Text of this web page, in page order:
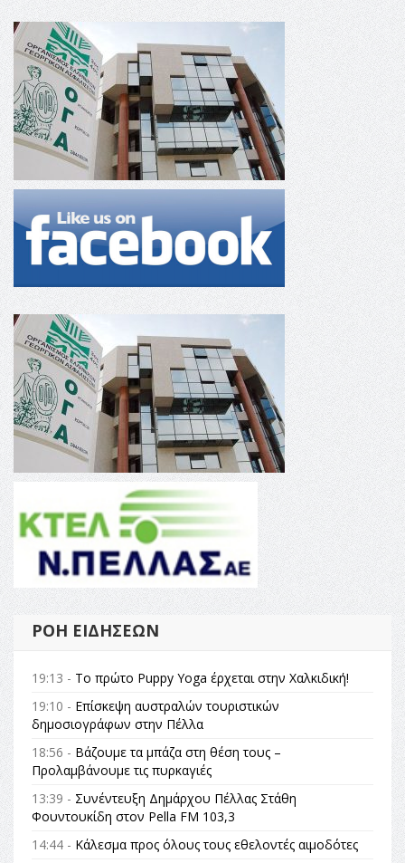
ΡΟΉ ΕΙΔΉΣΕΩΝ
19:13 - Το πρώτο Puppy Yoga έρχεται στην Χαλκιδική!
19:10 - Επίσκεψη αυστραλών τουριστικών
δημοσιογράφων στην Πέλλα
18:56 - Βάζουμε τα μπάζα στη θέση τους –
Προλαμβάνουμε τις πυρκαγιές
13:39 - Συνέντευξη Δημάρχου Πέλλας Στάθη
Φουντουκίδη στον Pella FM 103,3
14:44 - Κάλεσμα προς όλους τους εθελοντές αιμοδότες